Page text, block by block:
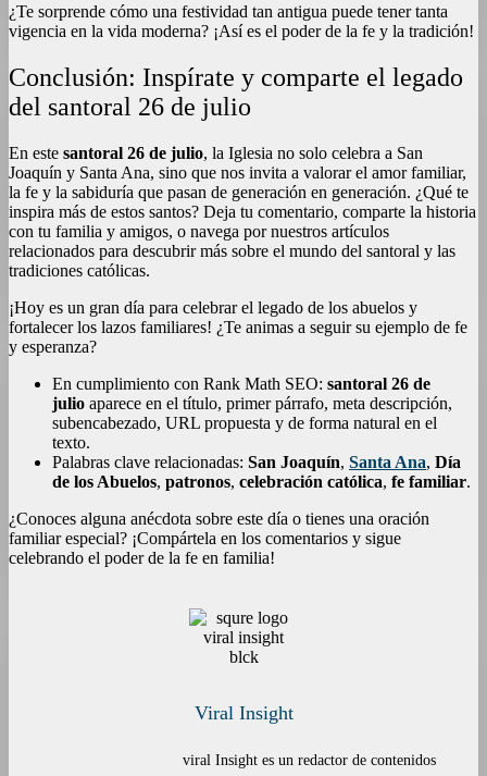
¿Te sorprende cómo una festividad tan antigua puede tener tanta
vigencia en la vida moderna? ¡Así es el poder de la fe y la tradición!
Conclusión: Inspírate y comparte el legado
del santoral 26 de julio
En este santoral 26 de julio, la Iglesia no solo celebra a San
Joaquín y Santa Ana, sino que nos invita a valorar el amor familiar,
la fe y la sabiduría que pasan de generación en generación. ¿Qué te
inspira más de estos santos? Deja tu comentario, comparte la historia
con tu familia y amigos, o navega por nuestros artículos
relacionados para descubrir más sobre el mundo del santoral y las
tradiciones católicas.
¡Hoy es un gran día para celebrar el legado de los abuelos y
fortalecer los lazos familiares! ¿Te animas a seguir su ejemplo de fe
y esperanza?
En cumplimiento con Rank Math SEO: santoral 26 de
julio aparece en el título, primer párrafo, meta descripción,
subencabezado, URL propuesta y de forma natural en el
texto.
Palabras clave relacionadas: San Joaquín, Santa Ana, Día
de los Abuelos, patronos, celebración católica, fe familiar.
¿Conoces alguna anécdota sobre este día o tienes una oración
familiar especial? ¡Compártela en los comentarios y sigue
celebrando el poder de la fe en familia!
Viral Insight
viral Insight es un redactor de contenidos